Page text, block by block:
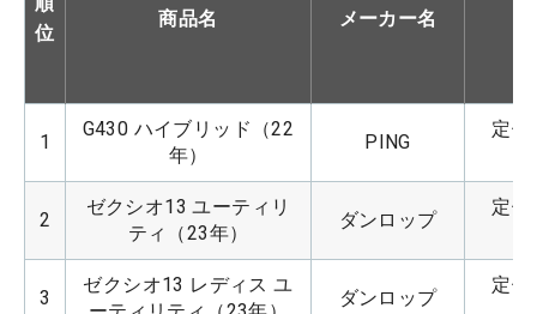
位
商品名 メーカー名
1
G430 ハイブリッド（22
年）
PING
定価
2
ゼクシオ13 ユーティリ
ティ（23年）
ダンロップ
定価
3
ゼクシオ13 レディス ユ
ダンロップ
定価